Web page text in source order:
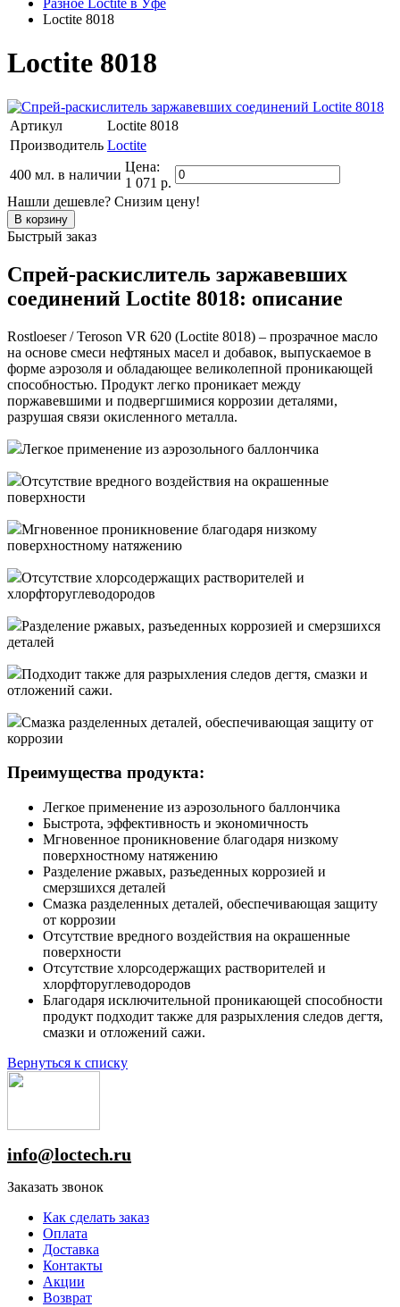
Разное Loctite в Уфе
Loctite 8018
Loctite 8018
Артикул
Loctite 8018
Производитель Loctite
400 мл. в наличии
Цена:
1 071 р.
Нашли дешевле? Снизим цену!
Быстрый заказ
Спрей-раскислитель заржавевших
соединений Loctite 8018: описание
Rostloeser / Teroson VR 620 (Loctite 8018) – прозрачное масло
на основе смеси нефтяных масел и добавок, выпускаемое в
форме аэрозоля и обладающее великолепной проникающей
способностью. Продукт легко проникает между
поржавевшими и подвергшимися коррозии деталями,
разрушая связи окисленного металла.
Легкое применение из аэрозольного баллончика
Отсутствие вредного воздействия на окрашенные
поверхности
Мгновенное проникновение благодаря низкому
поверхностному натяжению
Отсутствие хлорсодержащих растворителей и
хлорфторуглеводородов
Разделение ржавых, разъеденных коррозией и смерзшихся
деталей
Подходит также для разрыхления следов дегтя, смазки и
отложений сажи.
Смазка разделенных деталей, обеспечивающая защиту от
коррозии
Преимущества продукта:
Легкое применение из аэрозольного баллончика
Быстрота, эффективность и экономичность
Мгновенное проникновение благодаря низкому
поверхностному натяжению
Разделение ржавых, разъеденных коррозией и
смерзшихся деталей
Смазка разделенных деталей, обеспечивающая защиту
от коррозии
Отсутствие вредного воздействия на окрашенные
поверхности
Отсутствие хлорсодержащих растворителей и
хлорфторуглеводородов
Благодаря исключительной проникающей способности
продукт подходит также для разрыхления следов дегтя,
смазки и отложений сажи.
Вернуться к списку
info@loctech.ru
Заказать звонок
Как сделать заказ
Оплата
Доставка
Контакты
Акции
Возврат